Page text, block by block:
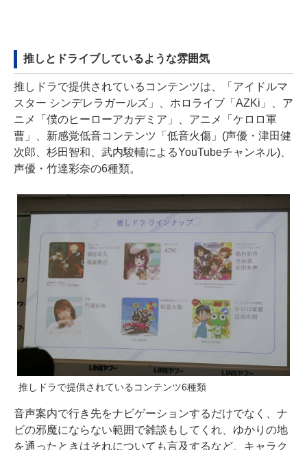
推しとドライブしているような雰囲気
推しドラで提供されているコンテンツは、「アイドルマ
スター シンデレラガールズ」、ホロライブ「AZKi」、ア
ニメ「僕のヒーローアカデミア」、アニメ「ケロロ軍
曹」、新感覚低音コンテンツ「低音火傷」(声優・津田健
次郎、杉田智和、武内駿輔によるYouTubeチャンネル)、
声優・竹達彩奈の6種類。
推しドラで提供されているコンテンツ6種類
音声案内で行き先をナビゲーションするだけでなく、ナ
ビの邪魔にならない範囲で雑談もしてくれ、ゆかりの地
を通ったときはそれについても言及するなど、キャラク